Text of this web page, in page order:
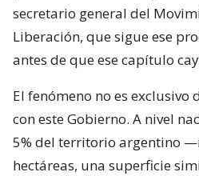
secretario general del
Liberación, que sigue ese
antes de que ese capítulo
El fenómeno no es exclusivo
con este Gobierno. A nivel
5% del territorio argentino
hectáreas, una superficie